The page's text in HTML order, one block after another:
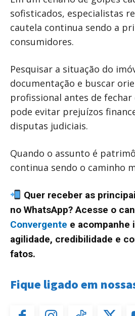
sofisticados, especialistas
cautela continua sendo a
consumidores.
Pesquisar a situação do
documentação e buscar
profissional antes de
pode evitar prejuízos
disputas judiciais.
Quando o assunto é
continua sendo o caminho
Quer receber as
no WhatsApp? Acesse o
Convergente e acompanhe
agilidade, credibilidade e
fatos.
Fique ligado em